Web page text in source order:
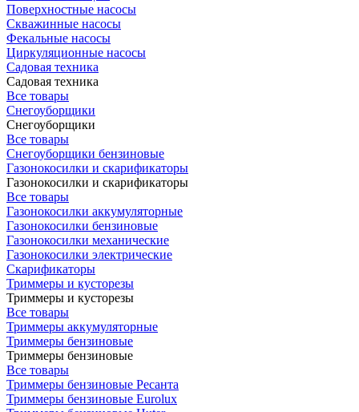
Поверхностные насосы
Скважинные насосы
Фекальные насосы
Циркуляционные насосы
Садовая техника
Садовая техника
Все товары
Снегоуборщики
Снегоуборщики
Все товары
Снегоуборщики бензиновые
Газонокосилки и скарификаторы
Газонокосилки и скарификаторы
Все товары
Газонокосилки аккумуляторные
Газонокосилки бензиновые
Газонокосилки механические
Газонокосилки электрические
Скарификаторы
Триммеры и кусторезы
Триммеры и кусторезы
Все товары
Триммеры аккумуляторные
Триммеры бензиновые
Триммеры бензиновые
Все товары
Триммеры бензиновые Ресанта
Триммеры бензиновые Eurolux